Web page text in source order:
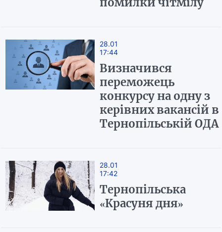
28.01
17:44
Визначився
переможець
конкурсу на одну з
керівних вакансій в
Тернопільській ОДА
28.01
17:42
Тернопільська
«Красуня дня»